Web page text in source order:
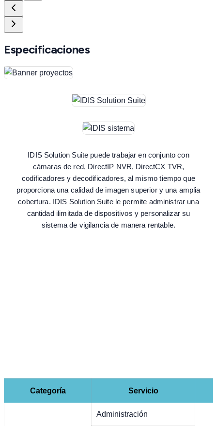
Especificaciones
IDIS Solution Suite puede trabajar en conjunto con
cámaras de red, DirectIP NVR, DirectCX TVR,
codificadores y decodificadores, al mismo tiempo que
proporciona una calidad de imagen superior y una amplia
cobertura. IDIS Solution Suite le permite administrar una
cantidad ilimitada de dispositivos y personalizar su
sistema de vigilancia de manera rentable.
Categoría Servicio
Administración